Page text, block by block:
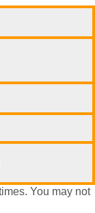
You may not